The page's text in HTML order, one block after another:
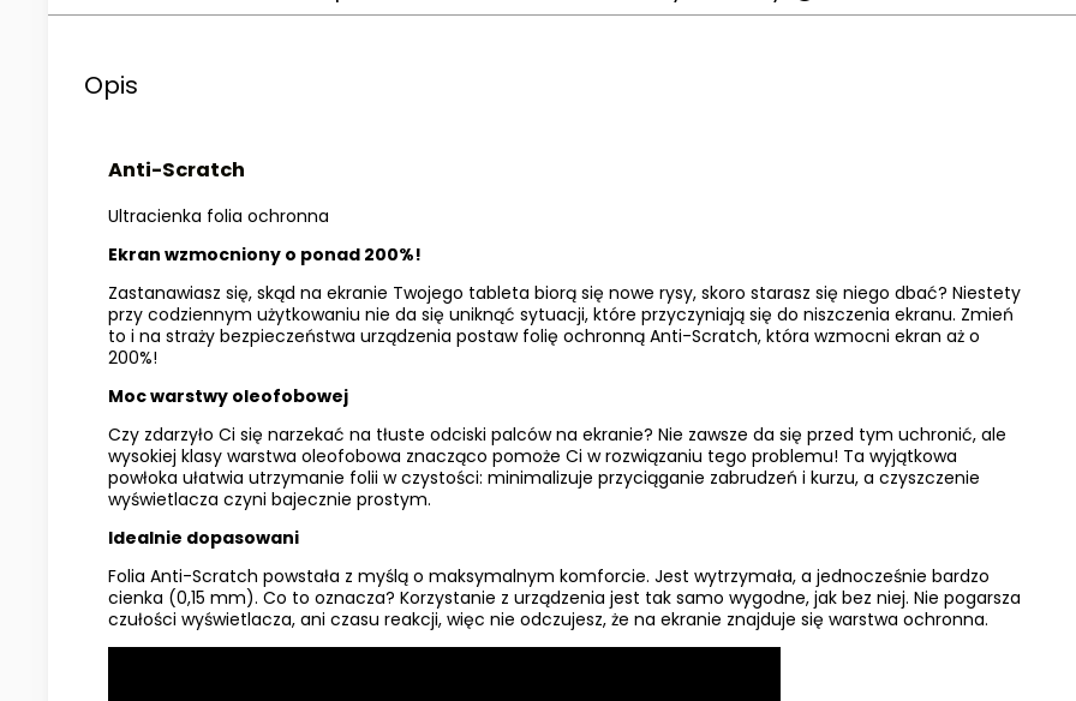
Opis
Anti-Scratch
Ultracienka folia ochronna
Ekran wzmocniony o ponad 200%!
Zastanawiasz się, skąd na ekranie Twojego tableta biorą się nowe rysy, skoro starasz się niego dbać? Niestety
przy codziennym użytkowaniu nie da się uniknąć sytuacji, które przyczyniają się do niszczenia ekranu. Zmień
to i na straży bezpieczeństwa urządzenia postaw folię ochronną Anti-Scratch, która wzmocni ekran aż o
200%!
Moc warstwy oleofobowej
Czy zdarzyło Ci się narzekać na tłuste odciski palców na ekranie? Nie zawsze da się przed tym uchronić, ale
wysokiej klasy warstwa oleofobowa znacząco pomoże Ci w rozwiązaniu tego problemu! Ta wyjątkowa
powłoka ułatwia utrzymanie folii w czystości: minimalizuje przyciąganie zabrudzeń i kurzu, a czyszczenie
wyświetlacza czyni bajecznie prostym.
Idealnie dopasowani
Folia Anti-Scratch powstała z myślą o maksymalnym komforcie. Jest wytrzymała, a jednocześnie bardzo
cienka (0,15 mm). Co to oznacza? Korzystanie z urządzenia jest tak samo wygodne, jak bez niej. Nie pogarsza
czułości wyświetlacza, ani czasu reakcji, więc nie odczujesz, że na ekranie znajduje się warstwa ochronna.